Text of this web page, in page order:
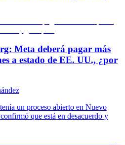
Meta deberá pagar más
a estado de EE. UU., ¿por
un proceso abierto en Nuevo
que está en desacuerdo y